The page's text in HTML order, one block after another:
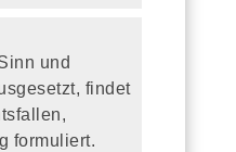
und
findet
formuliert.